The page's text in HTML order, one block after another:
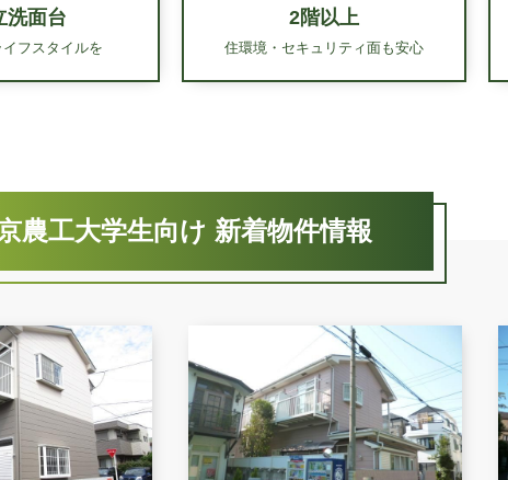
洗面台
イフスタイルを
2階以上
住環境・セキュリティ面も安心
農工大学生向け 新着物件情報